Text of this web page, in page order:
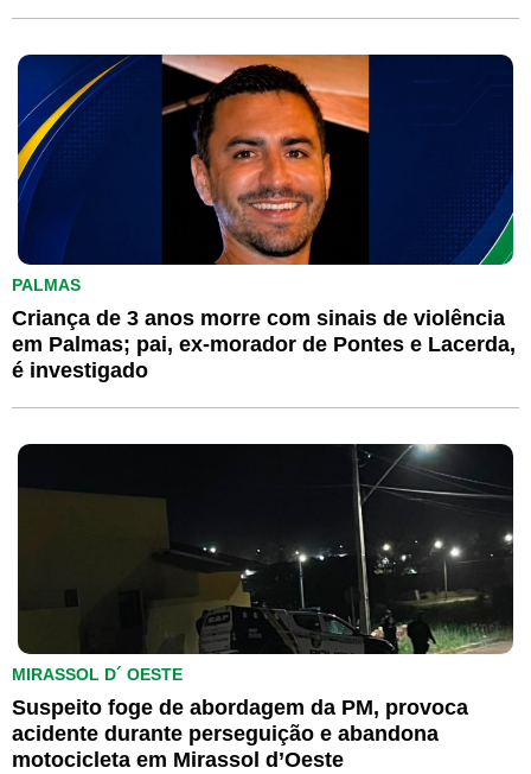
PALMAS
Criança de 3 anos morre com sinais de violência
em Palmas; pai, ex-morador de Pontes e Lacerda,
é investigado
MIRASSOL D´ OESTE
Suspeito foge de abordagem da PM, provoca
acidente durante perseguição e abandona
motocicleta em Mirassol d’Oeste